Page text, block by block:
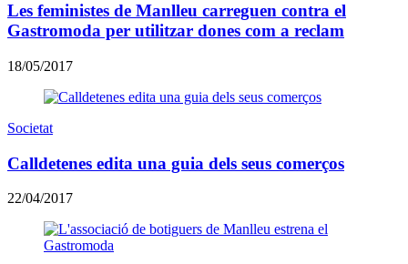
Les feministes de Manlleu carreguen contra el
Gastromoda per utilitzar dones com a reclam
18/05/2017
Societat
Calldetenes edita una guia dels seus comerços
22/04/2017